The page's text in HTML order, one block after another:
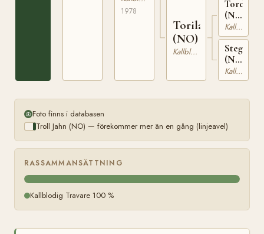
N
1978
Torila
(NO)
Kallblodig Travare
Tordenfly
(NO)
T-
240
Kallblodig Travare
Steggna
(NO)
T-
1162
Kallblodig Travare
Foto finns i databasen
Troll Jahn (NO) — förekommer mer än en gång (linjeavel)
RASSAMMANSÄTTNING
Kallblodig Travare 100 %